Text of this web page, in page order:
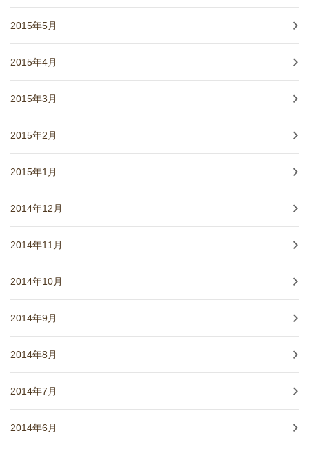
2015年5月
2015年4月
2015年3月
2015年2月
2015年1月
2014年12月
2014年11月
2014年10月
2014年9月
2014年8月
2014年7月
2014年6月